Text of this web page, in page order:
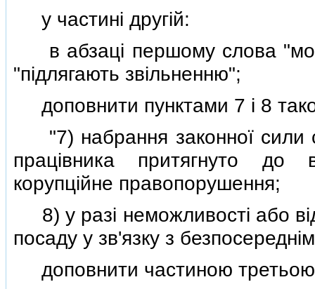
у частинi другiй:
в абзацi першому слова
"пiдлягають звiльненню";
доповнити пунктами 7 i 8
"7) набрання законної сили
працiвника притягнуто до
корупцiйне правопорушення;
8) у разi неможливостi або
посаду у зв'язку з
доповнити частиною третьою